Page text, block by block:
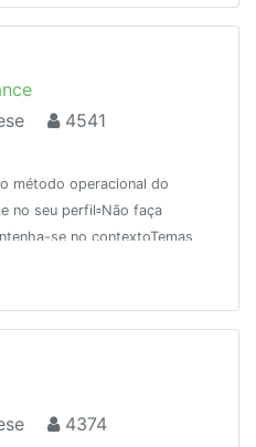
4541
método operacional do
no seu perfil▫️Não faça
se no contextoTemas
▫️Forex
4374